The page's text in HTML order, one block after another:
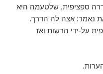
ספציפית, שלטעמה היא
נאמר: אצה לה הדרך.
על-ידי הרשות ואז